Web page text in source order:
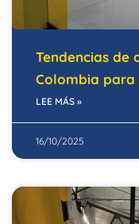
Tendencias de
Colombia para
LEE MÁS »
16/10/2025